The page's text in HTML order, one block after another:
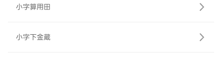
小字算用田
小字下金蔵